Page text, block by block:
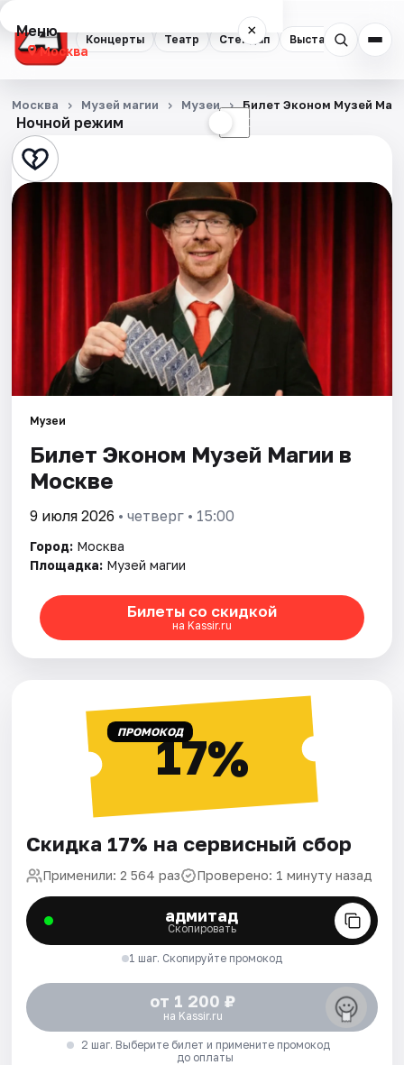
Концерты Театр Стендап Выставки
Меню ×
Москва
Концерты
Театр
Стендап
Выставки
События
Города
Площадки
Рейтинги
Ночной режим ☾
Москва Музей магии Музеи Билет Эконом Музей
Музеи
Билет Эконом Музей Магии в
Москве
9 июля 2026 • четверг • 15:00
Город: Москва
Площадка: Музей магии
Билеты со скидкой
на Kassir.ru
ПРОМОКОД17%
Скидка 17% на сервисный сбор
Применили: 2 564 раз Проверено: 1 минуту назад
адмитад
Скопировать
1 шаг. Скопируйте промокод
от 1 200 ₽
на Kassir.ru
2 шаг. Выберите билет и примените промокод
до оплаты